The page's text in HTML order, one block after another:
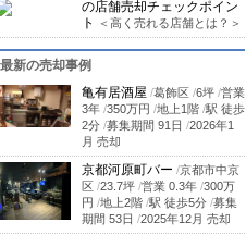
の店舗売却チェックポイン
ト
＜高く売れる店舗とは？＞
最新の売却事例
亀有居酒屋 /葛飾区 /6坪 /営業
3年 /350万円 /地上1階 /駅 徒歩
2分 /募集期間 91日 /2026年1
月 売却
京都河原町バー /京都市中京
区 /23.7坪 /営業 0.3年 /300万
円 /地上2階 /駅 徒歩5分 /募集
期間 53日 /2025年12月 売却